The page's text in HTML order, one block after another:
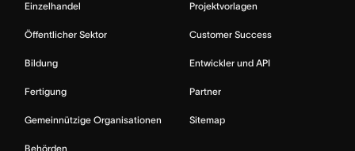
Einzelhandel
Öffentlicher Sektor
Bildung
Fertigung
Gemeinnützige Organisationen
Behörden
Projektvorlagen
Customer Success
Entwickler und API
Partner
Sitemap